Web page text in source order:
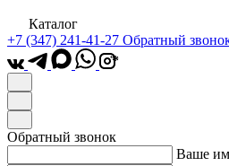
Каталог
+7 (347) 241-41-27 Обратный
*
Обратный звонок
Ваше